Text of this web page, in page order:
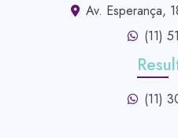
Av. Esperança,
(11)
(11)